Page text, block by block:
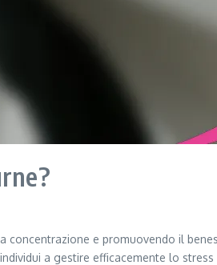
e promuovendo il
a gestire efficacemente lo